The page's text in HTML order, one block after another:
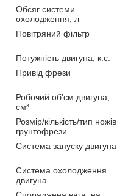
Обсяг системи
охолодження, л
Повітряний фільтр
Потужність двигуна, к.с.
Привід фрези
Робочий об'єм двигуна,
см³
Розмір/кількість/тип ножів
грунтофрези
Система запуску двигуна
Система охолодження
двигуна